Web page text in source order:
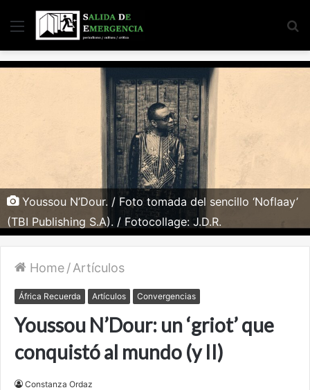
Menu
Youssou N’Dour. / Foto tomada del sencillo ‘Noflaay’
(TBI Publishing S.A). / Fotocollage: J.D.R.
Home/Artículos
África Recuerda Artículos Convergencias
Youssou N’Dour: un ‘griot’ que
conquistó al mundo (y II)
Constanza Ordaz